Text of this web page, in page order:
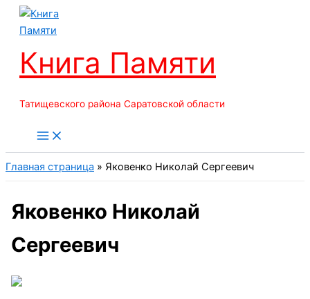
Перейти
Книга Памяти
Татищевского района Саратовской области
Главная страница » Яковенко Николай Сергеевич
Яковенко Николай
Сергеевич